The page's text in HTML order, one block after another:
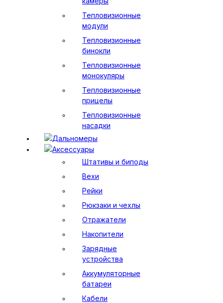
Тепловизионные
модули
Тепловизионные
бинокли
Тепловизионные
монокуляры
Тепловизионные
прицелы
Тепловизионные
насадки
Дальномеры
Аксессуары
Штативы и биподы
Вехи
Рейки
Рюкзаки и чехлы
Отражатели
Накопители
Зарядные
устройства
Аккумуляторные
батареи
Кабели